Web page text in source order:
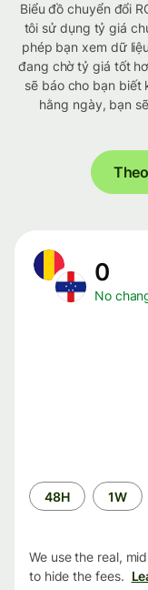
Biểu đồ chuyển đổi
tôi sử dụng tỷ giá
phép bạn xem dữ
đang chờ tỷ giá tốt
sẽ báo cho bạn biết
hằng ngày, bạn
0
No
Time
period
48H 1W
We use the real,
to hide the fees.